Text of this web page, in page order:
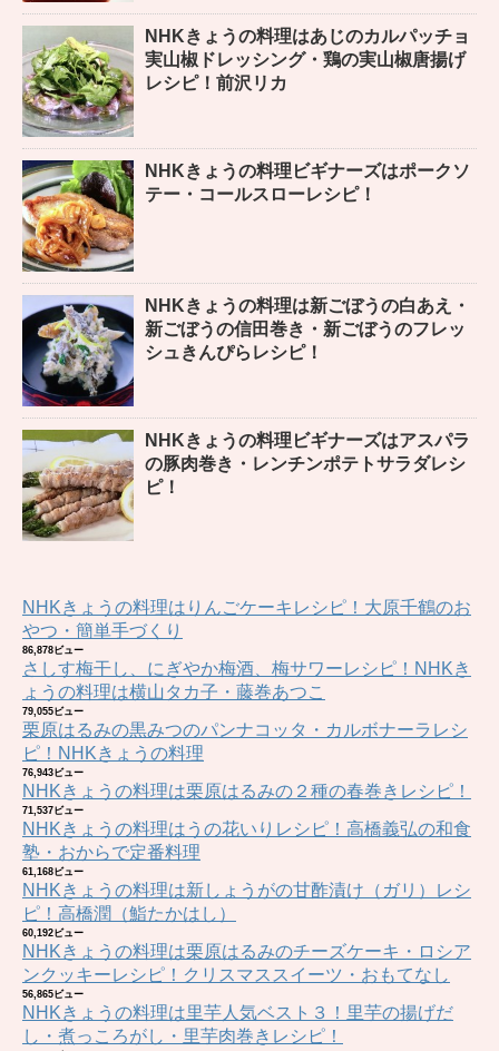
NHKきょうの料理はあじのカルパッチョ
実山椒ドレッシング・鶏の実山椒唐揚げ
レシピ！前沢リカ
NHKきょうの料理ビギナーズはポークソ
テー・コールスローレシピ！
NHKきょうの料理は新ごぼうの白あえ・
新ごぼうの信田巻き・新ごぼうのフレッ
シュきんぴらレシピ！
NHKきょうの料理ビギナーズはアスパラ
の豚肉巻き・レンチンポテトサラダレシ
ピ！
NHKきょうの料理はりんごケーキレシピ！大原千鶴のお
やつ・簡単手づくり
86,878ビュー
さしす梅干し、にぎやか梅酒、梅サワーレシピ！NHKき
ょうの料理は横山タカ子・藤巻あつこ
79,055ビュー
栗原はるみの黒みつのパンナコッタ・カルボナーラレシ
ピ！NHKきょうの料理
76,943ビュー
NHKきょうの料理は栗原はるみの２種の春巻きレシピ！
71,537ビュー
NHKきょうの料理はうの花いりレシピ！高橋義弘の和食
塾・おからで定番料理
61,168ビュー
NHKきょうの料理は新しょうがの甘酢漬け（ガリ）レシ
ピ！高橋潤（鮨たかはし）
60,192ビュー
NHKきょうの料理は栗原はるみのチーズケーキ・ロシア
ンクッキーレシピ！クリスマススイーツ・おもてなし
56,865ビュー
NHKきょうの料理は里芋人気ベスト３！里芋の揚げだ
し・煮っころがし・里芋肉巻きレシピ！